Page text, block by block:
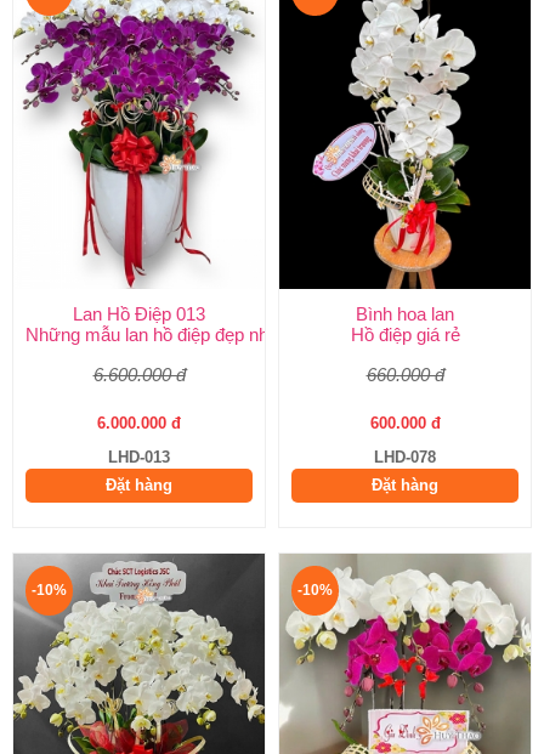
Lan Hồ Điệp 013
Những mẫu lan hồ điệp đẹp nhất
6.600.000 đ
6.000.000 đ
LHD-013
Đặt hàng
Bình hoa lan
Hồ điệp giá rẻ
660.000 đ
600.000 đ
LHD-078
Đặt hàng
-10% -10%